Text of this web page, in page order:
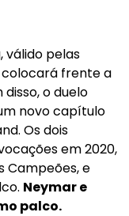
válido pelas
colocará frente a
o duelo
novo capítulo
Os dois
em 2020,
Campeões, e
Neymar e
palco.